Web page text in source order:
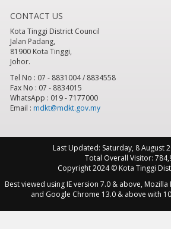
CONTACT US
Kota Tinggi District Council
Jalan Padang,
81900 Kota Tinggi,
Johor.
Tel No : 07 - 8831004 / 8834558
Fax No : 07 - 8834015
WhatsApp : 019 - 7177000
Email : mdkt@mdkt.gov.my
Last Updated: Saturday, 8 August
Total Overall Visitor:
Copyright 2024 © Kota Tinggi
Best viewed using IE version 7.0 & above,
and Google Chrome 13.0 & above with